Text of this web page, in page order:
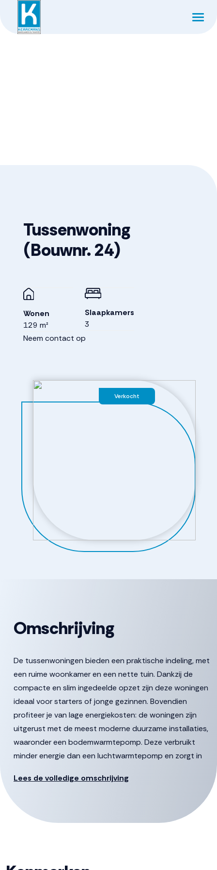
Verkocht
Tussenwoning
(Bouwnr. 24)
Wonen
129 m²
Slaapkamers
3
Neem contact op
Omschrijving
De tussenwoningen bieden een praktische indeling, met
een ruime woonkamer en een nette tuin. Dankzij de
compacte en slim ingedeelde opzet zijn deze woningen
ideaal voor starters of jonge gezinnen. Bovendien
profiteer je van lage energiekosten: de woningen zijn
uitgerust met de meest moderne duurzame installaties,
waaronder een bodemwarmtepomp. Deze verbruikt
minder energie dan een luchtwarmtepomp en zorgt in
Lees de volledige omschrijving